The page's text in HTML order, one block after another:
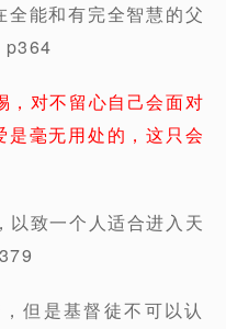
能和有完全智慧的父
p364
，对不留心自己会面对
毫无用处的，这只会
以致一个人适合进入天
但是基督徒不可以认